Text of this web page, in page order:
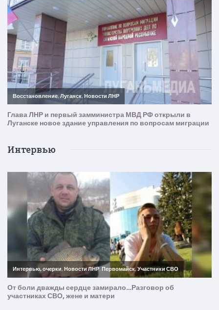
Интервью